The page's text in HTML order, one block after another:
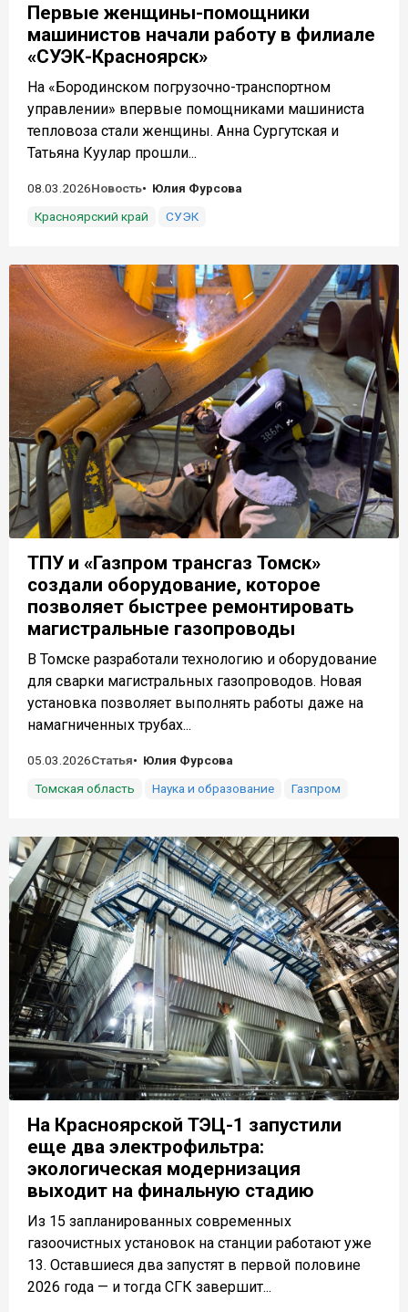
Первые женщины-помощники
машинистов начали работу в филиале
«СУЭК-Красноярск»
На «Бородинском погрузочно-транспортном
управлении» впервые помощниками машиниста
тепловоза стали женщины. Анна Сургутская и
Татьяна Куулар прошли...
08.03.2026Новость
Юлия Фурсова
Красноярский край
СУЭК
ТПУ и «Газпром трансгаз Томск»
создали оборудование, которое
позволяет быстрее ремонтировать
магистральные газопроводы
В Томске разработали технологию и оборудование
для сварки магистральных газопроводов. Новая
установка позволяет выполнять работы даже на
намагниченных трубах...
05.03.2026Статья
Юлия Фурсова
Томская область
Наука и образование Газпром
На Красноярской ТЭЦ-1 запустили
еще два электрофильтра:
экологическая модернизация
выходит на финальную стадию
Из 15 запланированных современных
газоочистных установок на станции работают уже
13. Оставшиеся два запустят в первой половине
2026 года — и тогда СГК завершит...